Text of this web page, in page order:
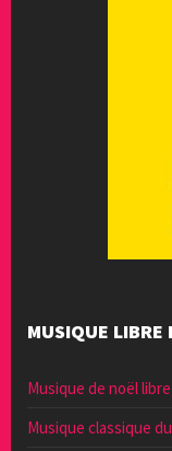
MUSIQUE LIBRE
Musique de noël
Musique classique